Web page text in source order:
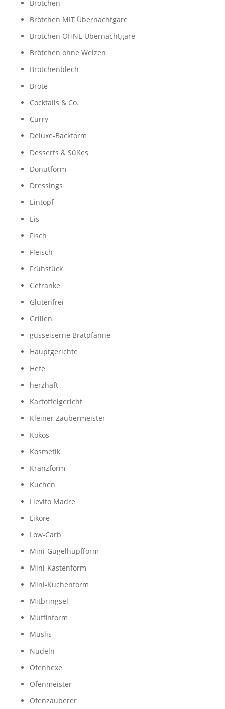
Brötchen
Brötchen MIT Übernachtgare
Brötchen OHNE Übernachtgare
Brötchen ohne Weizen
Brötchenblech
Brote
Cocktails & Co.
Curry
Deluxe-Backform
Desserts & Süßes
Donutform
Dressings
Eintopf
Eis
Fisch
Fleisch
Frühstück
Getränke
Glutenfrei
Grillen
gusseiserne Bratpfanne
Hauptgerichte
Hefe
herzhaft
Kartoffelgericht
Kleiner Zaubermeister
Kokos
Kosmetik
Kranzform
Kuchen
Lievito Madre
Liköre
Low-Carb
Mini-Gugelhupfform
Mini-Kastenform
Mini-Kuchenform
Mitbringsel
Muffinform
Müslis
Nudeln
Ofenhexe
Ofenmeister
Ofenzauberer